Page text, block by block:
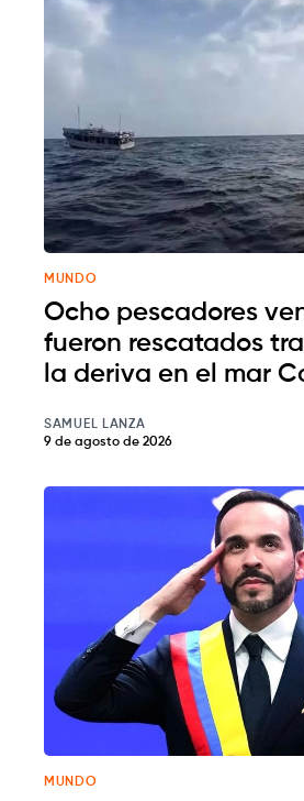
MUNDO
Ocho pescadores
fueron rescatados
la deriva en el mar
SAMUEL LANZA
9 de agosto de 2026
MUNDO